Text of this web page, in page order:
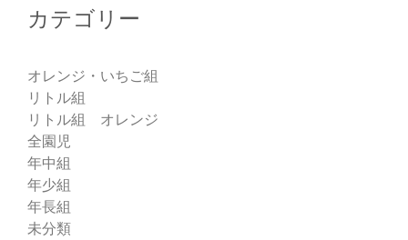
カテゴリー
オレンジ・いちご組
リトル組
リトル組 オレンジ
全園児
年中組
年少組
年長組
未分類